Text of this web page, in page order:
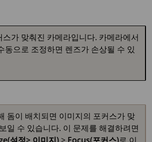
가 맞춰진 카메라입니다. 카메라에서
동으로 조정하면 렌즈가 손상될 수 있
돔이 배치되면 이미지의 포커스가 맞
일 수 있습니다. 이 문제를 해결하려면